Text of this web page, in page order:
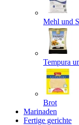
Mehl und
Tempura
Brot
Marinaden
Fertige gerichte